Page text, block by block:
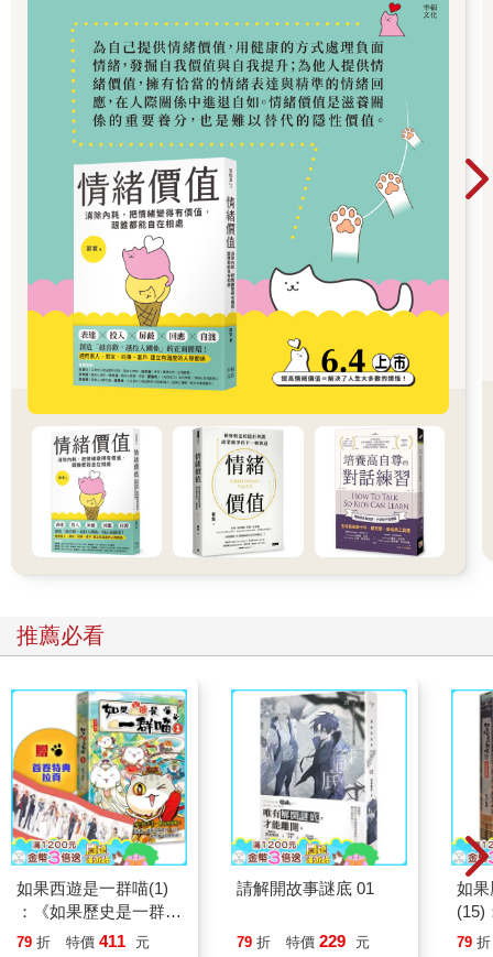
推薦必看
如果西遊是一群喵(1)
：《如果歷史是一群
喵》作者最新力作，附
79 折 特價 411 元
請解開故事謎底 01
79 折 特價 229 元
如
(15)
貓
79 折